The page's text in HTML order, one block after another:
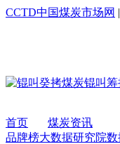
CCTD中国煤炭市场网
首页 煤炭资讯
品牌榜大数据研究院数